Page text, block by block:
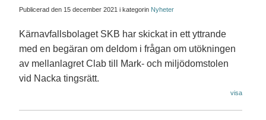
Publicerad den 15 december 2021 i kategorin Nyheter
Kärnavfallsbolaget SKB har skickat in ett yttrande
med en begäran om deldom i frågan om utökningen
av mellanlagret Clab till Mark- och miljödomstolen
vid Nacka tingsrätt.
visa